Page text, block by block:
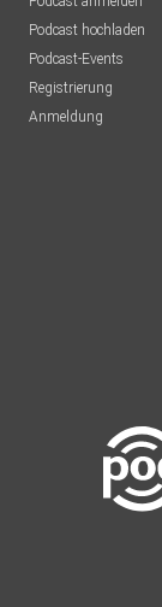
Podcast hochladen
Podcast-Events
Registrierung
Anmeldung